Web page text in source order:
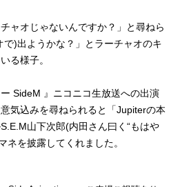
ャオじゃないんですか？」と尋ねら
)出ようかな？」とラーチャオのキ
る様子。
SideM 』ニコニコ生放送への出演
気込みを尋ねられると「Jupiterの本
山下次郎(内田さん曰く“もはや
ネを披露してくれました。